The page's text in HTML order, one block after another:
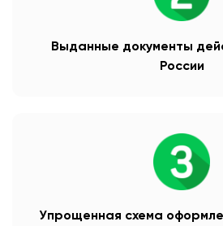
Выданные документы
России
Упрощенная схема